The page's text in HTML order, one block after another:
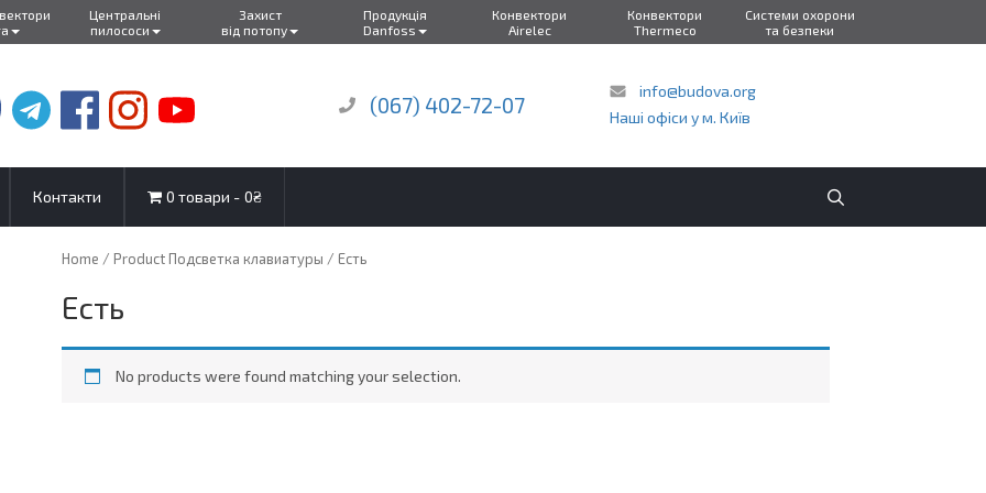
(067) 402-72-07
info@budova.org
Наші офіси у м. Київ
Контакти 0 товари 0₴
Home / Product Подсветка клавиатуры / Есть
Есть
No products were found matching your selection.
Центральні
пилососи
Захист
від потопу
Продукція
Danfoss
Конвектори
Airelec
Конвектори
Thermeco
Системи охорони
та безпеки